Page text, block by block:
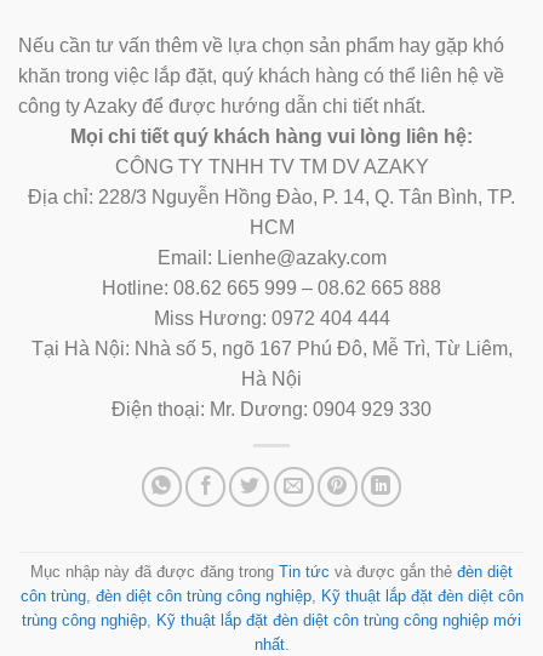
Nếu cần tư vấn thêm về lựa chọn sản phẩm hay gặp khó
khăn trong việc lắp đặt, quý khách hàng có thể liên hệ về
công ty Azaky để được hướng dẫn chi tiết nhất.
Mọi chi tiết quý khách hàng vui lòng liên hệ:
CÔNG TY TNHH TV TM DV AZAKY
Địa chỉ: 228/3 Nguyễn Hồng Đào, P. 14, Q. Tân Bình, TP.
HCM
Email: Lienhe@azaky.com
Hotline: 08.62 665 999 – 08.62 665 888
Miss Hương: 0972 404 444
Tại Hà Nội: Nhà số 5, ngõ 167 Phú Đô, Mễ Trì, Từ Liêm,
Hà Nội
Điện thoại: Mr. Dương: 0904 929 330
Mục nhập này đã được đăng trong Tin tức và được gắn thẻ đèn diệt
côn trùng, đèn diệt côn trùng công nghiệp, Kỹ thuật lắp đặt đèn diệt côn
trùng công nghiệp, Kỹ thuật lắp đặt đèn diệt côn trùng công nghiệp mới
nhất.